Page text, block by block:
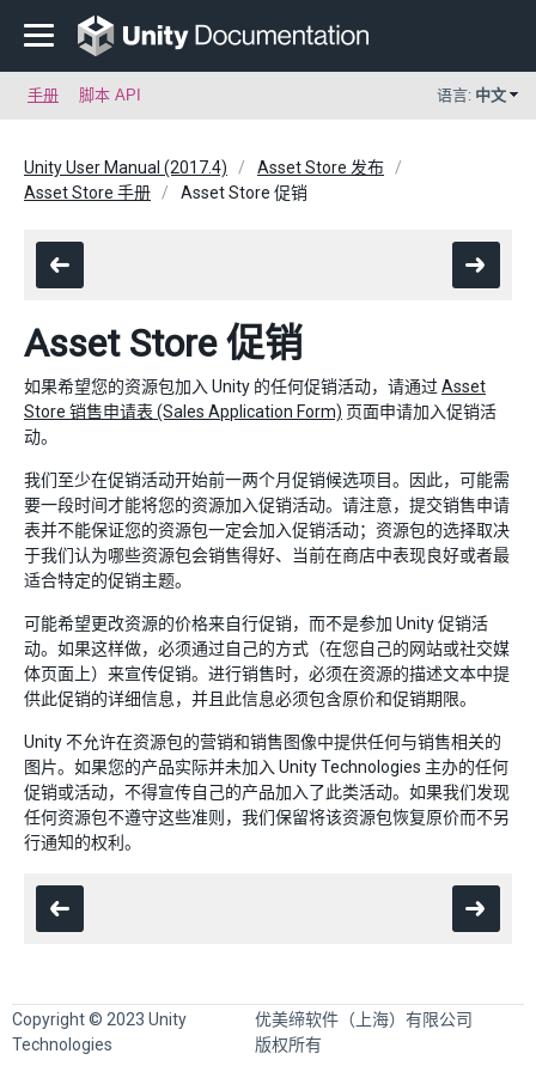
手册 脚本 API 语言: 中文
Unity User Manual (2017.4)
Asset Store 发布
Asset Store 手册
Asset Store 促销
Asset Store 促销
如果希望您的资源包加入 Unity 的任何促销活动，请通过 Asset
Store 销售申请表 (Sales Application Form) 页面申请加入促销活
动。
我们至少在促销活动开始前一两个月促销候选项目。因此，可能需
要一段时间才能将您的资源加入促销活动。请注意，提交销售申请
表并不能保证您的资源包一定会加入促销活动；资源包的选择取决
于我们认为哪些资源包会销售得好、当前在商店中表现良好或者最
适合特定的促销主题。
可能希望更改资源的价格来自行促销，而不是参加 Unity 促销活
动。如果这样做，必须通过自己的方式（在您自己的网站或社交媒
体页面上）来宣传促销。进行销售时，必须在资源的描述文本中提
供此促销的详细信息，并且此信息必须包含原价和促销期限。
Unity 不允许在资源包的营销和销售图像中提供任何与销售相关的
图片。如果您的产品实际并未加入 Unity Technologies 主办的任何
促销或活动，不得宣传自己的产品加入了此类活动。如果我们发现
任何资源包不遵守这些准则，我们保留将该资源包恢复原价而不另
行通知的权利。
Copyright © 2023 Unity
Technologies
优美缔软件（上海）有限公司
版权所有